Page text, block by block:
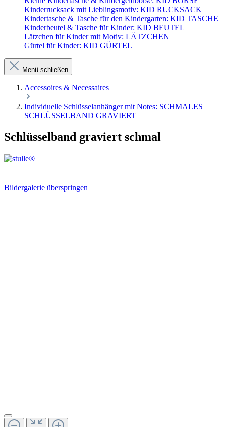
Kinderrucksack mit Lieblingsmotiv: KID RUCKSACK
Kindertasche & Tasche für den Kindergarten: KID TASCHE
Kinderbeutel & Tasche für Kinder: KID BEUTEL
Lätzchen für Kinder mit Motiv: LÄTZCHEN
Gürtel für Kinder: KID GÜRTEL
Menü schließen
Accessoires & Necessaires
Individuelle Schlüsselanhänger mit Notes: SCHMALES
SCHLÜSSELBAND GRAVIERT
Schlüsselband graviert schmal
Bildergalerie überspringen